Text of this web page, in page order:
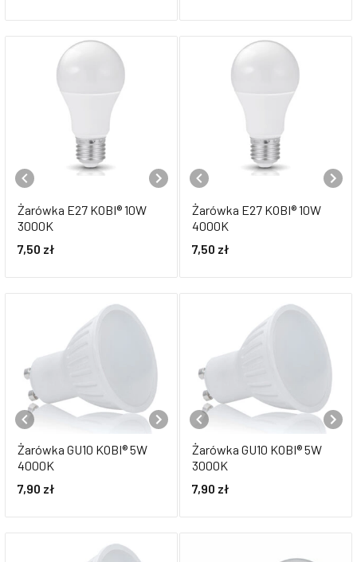
Żarówka E27 KOBI® 10W
3000K
7,50 zł
Żarówka E27 KOBI® 10W
4000K
7,50 zł
Żarówka GU10 KOBI® 5W
4000K
7,90 zł
Żarówka GU10 KOBI® 5W
3000K
7,90 zł